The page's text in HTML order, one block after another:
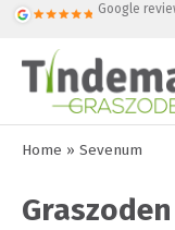
Google
Home » Sevenum